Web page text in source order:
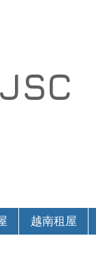
越南租屋